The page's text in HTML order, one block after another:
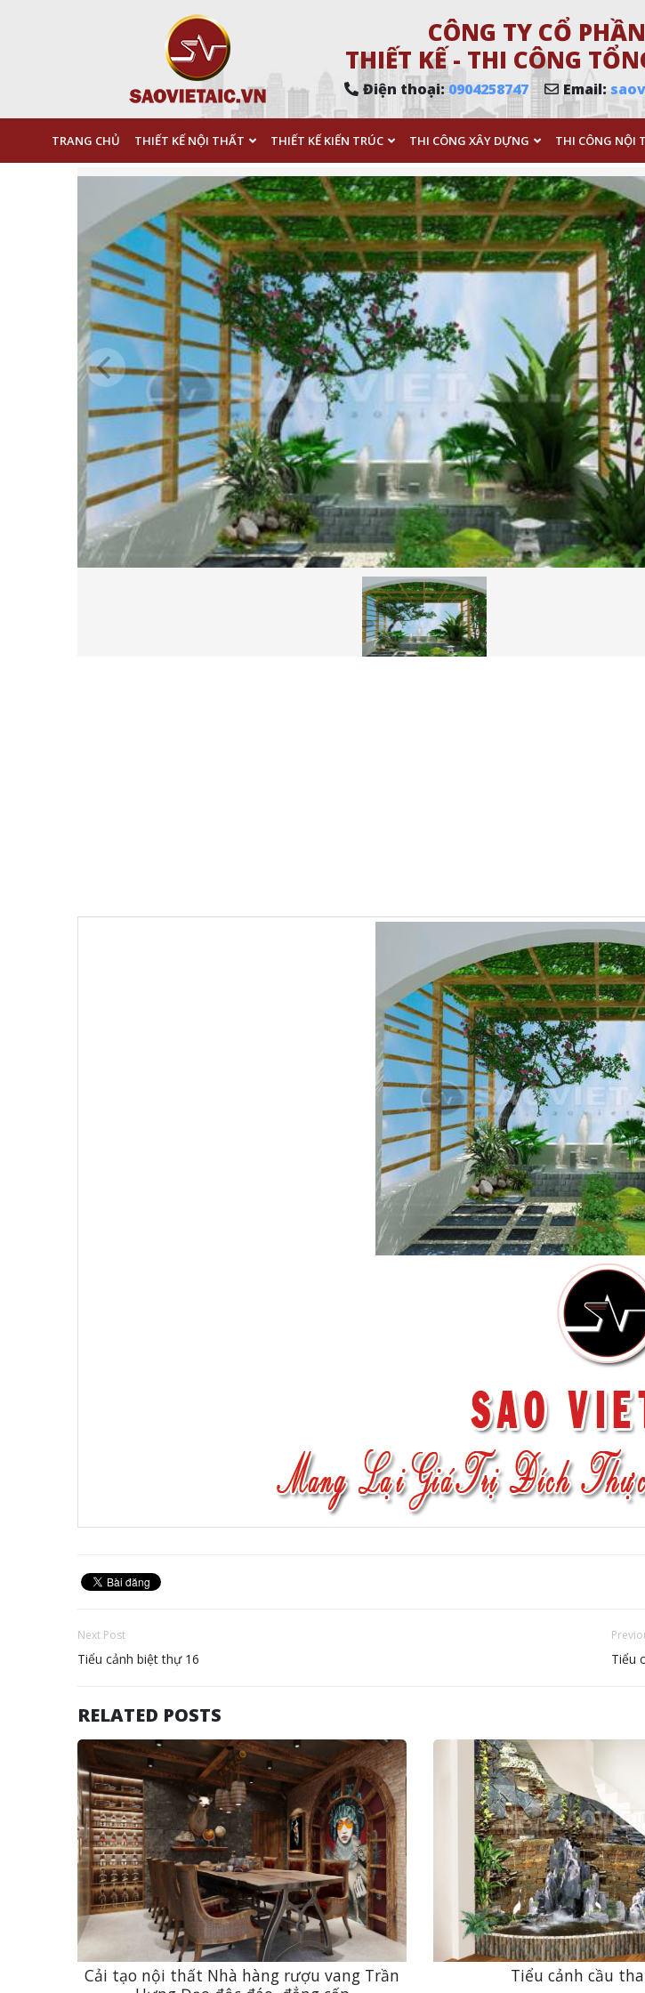
CÔNG TY CỔ
THIẾT KẾ - THI CÔNG
Điện thoại:0904258747 Email:
TRANG CHỦ THIẾT KẾ NỘI THẤT THIẾT KẾ KIẾN TRÚC THI CÔNG XÂY DỰNG THI CÔNG NỘI
Next Post
Tiểu cảnh biệt thự 16 Tiểu
RELATED POSTS
Cải tạo nội thất Nhà hàng rượu vang Trần
Tiểu cảnh cầu